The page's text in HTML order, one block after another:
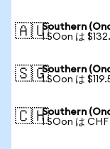
🇦🇺Southern
1 SOon は
🇸🇬Southern
1 SOon は
🇨🇭Southern
1 SOon は